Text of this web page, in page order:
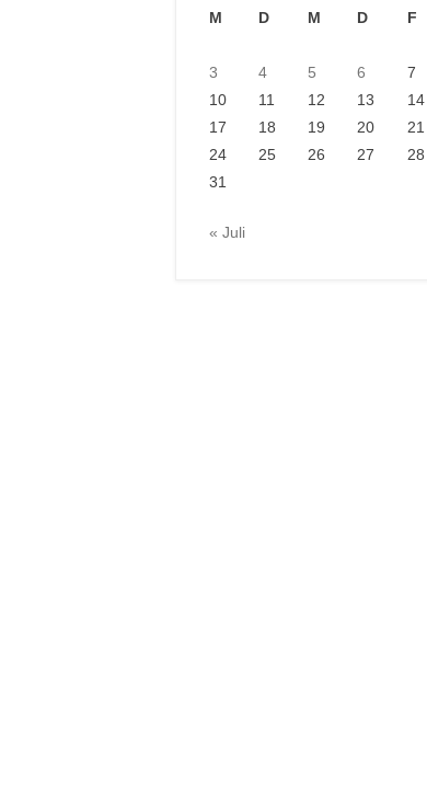
M
D M D F
3
4 5 6 7
10
11 12 13 14
17
18 19 20 21
24
25 26 27 28
31
« Juli